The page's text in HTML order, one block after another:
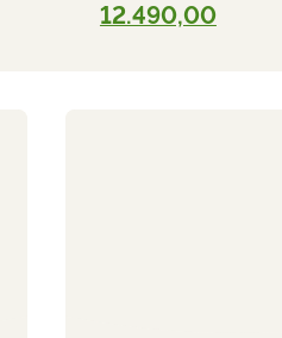
12.490,00